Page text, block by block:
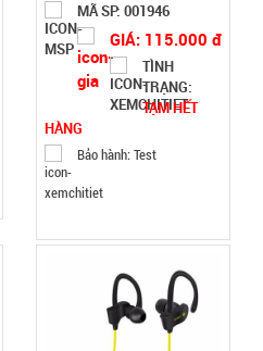
22.900 đ
TRẠNG:
Đặt
MÃ SP: 001946
GIÁ: 115.000 đ
TÌNH
TRẠNG:
TẠM HẾT
HÀNG
Bảo hành: Test